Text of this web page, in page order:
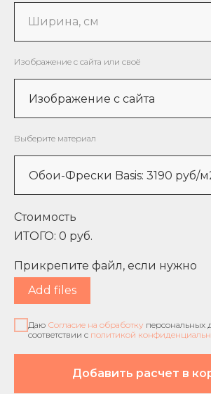
Ширина, см
Изображение с сайта или своё
Выберите материал
Стоимость
ИТОГО: 0 руб.
Прикрепите файл, если нужно
Add files
Даю Согласие на обработку персональных
соответствии с политикой
Добавить расчет в